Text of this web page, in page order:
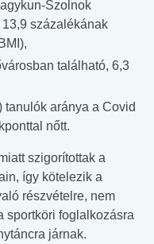
Szolnok
százalékának
található, 6,3
tanulók aránya a Covid
nőtt.
szigorítottak a
így kötelezik a
részvételre, nem
sportköri foglalkozásra
járnak.